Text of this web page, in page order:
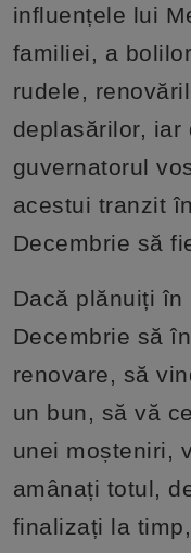
influențele lui
familiei, a
rudele,
deplasărilor, iar
guvernatorul
acestui tranzit
Decembrie să
Dacă plănuiți în
Decembrie să
renovare, să
un bun, să vă
unei moșteniri,
amânați totul,
finalizați la